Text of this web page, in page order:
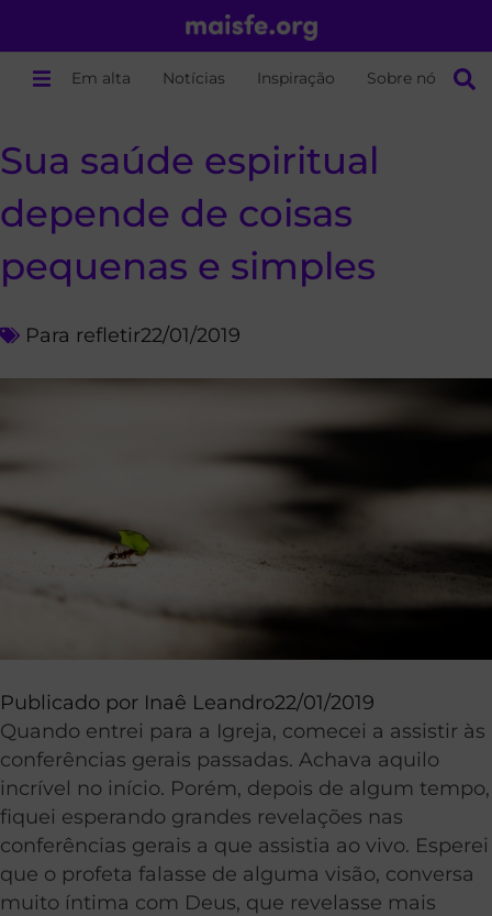
Em alta Notícias Inspiração Sobre nós
Sua saúde espiritual
depende de coisas
pequenas e simples
Para refletir22/01/2019
Publicado por Inaê Leandro22/01/2019
Quando entrei para a Igreja, comecei a assistir às
conferências gerais passadas. Achava aquilo
incrível no início. Porém, depois de algum tempo,
fiquei esperando grandes revelações nas
conferências gerais a que assistia ao vivo. Esperei
que o profeta falasse de alguma visão, conversa
muito íntima com Deus, que revelasse mais